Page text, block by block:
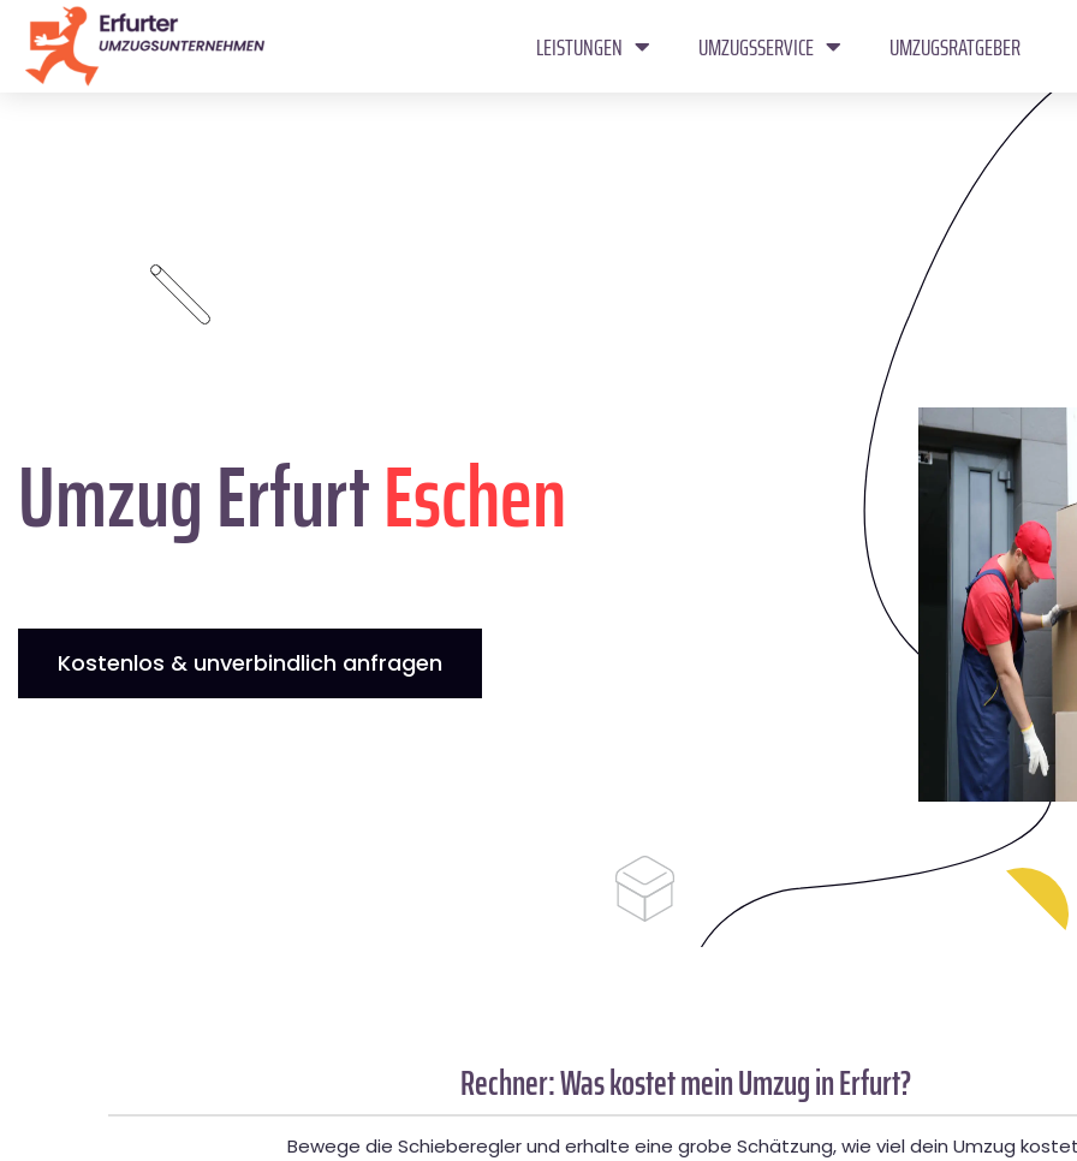
LEISTUNGEN UMZUGSSERVICE UMZUGSRATGEBER
Umzug ErfurtEschen
Kostenlos & unverbindlich anfragen
Rechner: Was kostet mein Umzug in Erfurt?
Bewege die Schieberegler und erhalte eine grobe Schätzung, wie viel dein Umzug